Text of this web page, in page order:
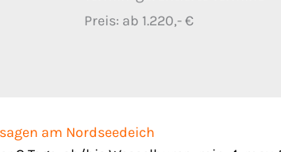
Preis: ab 1.220,- €
am Nordseedeich